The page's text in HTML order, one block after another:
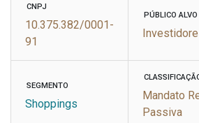
CNPJ
10.375.382/0001-
91
PÚBLICO ALVO
SEGMENTO
Shoppings
Mandato
Passiva